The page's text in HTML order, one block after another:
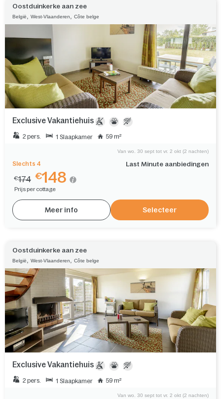
Oostduinkerke aan zee
België, West-Vlaanderen, Côte belge
Exclusive Vakantiehuis
2 pers. 1 Slaapkamer 59 m²
Slechts 4 Last Minute aanbiedingen
Van wo. 30 sept tot vr. 2 okt (2 nachten)
€174 €148
Prijs per cottage
Meer info Selecteer
Oostduinkerke aan zee
België, West-Vlaanderen, Côte belge
Exclusive Vakantiehuis
2 pers. 1 Slaapkamer 59 m²
Van wo. 30 sept tot vr. 2 okt (2 nachten)